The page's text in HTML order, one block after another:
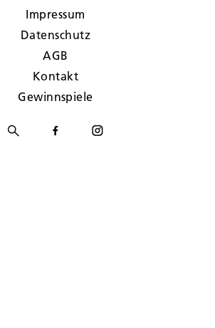
Impressum
Datenschutz
AGB
Kontakt
Gewinnspiele